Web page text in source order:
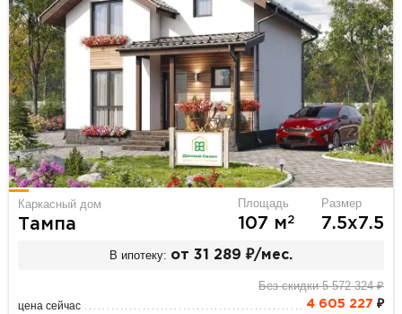
Каркасный дом
Тампа
Площадь
107 м2
Размер
7.5х7.5
В ипотеку: от 31 289 ₽/мес.
Без скидки 5 572 324 ₽
цена сейчас 4 605 227 ₽